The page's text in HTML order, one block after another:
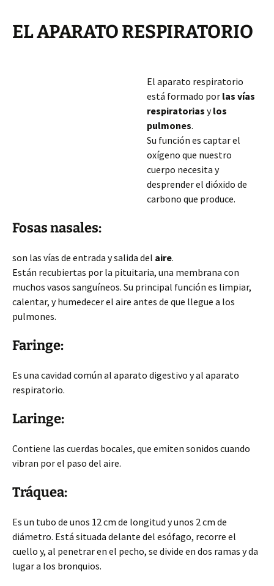
EL APARATO RESPIRATORIO
El aparato respiratorio
está formado por las vías
respiratorias ylos
pulmones.
Su función es captar el
oxígeno que nuestro
cuerpo necesita y
desprender el dióxido de
carbono que produce.
Fosas nasales:
son las vías de entrada y salida del aire.
Están recubiertas por la pituitaria, una membrana con
muchos vasos sanguíneos. Su principal función es limpiar,
calentar, y humedecer el aire antes de que llegue a los
pulmones.
Faringe:
Es una cavidad común al aparato digestivo y al aparato
respiratorio.
Laringe:
Contiene las cuerdas bocales, que emiten sonidos cuando
vibran por el paso del aire.
Tráquea:
Es un tubo de unos 12 cm de longitud y unos 2 cm de
diámetro. Está situada delante del esófago, recorre el
cuello y, al penetrar en el pecho, se divide en dos ramas y da
lugar a los bronquios.